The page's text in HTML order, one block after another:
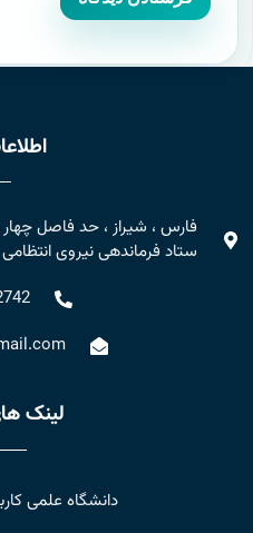
فارس ، شیراز ، حد فاصل چهار
ستاد فرماندهی نیروی انتظامی
لینک
دانشگاه علمی